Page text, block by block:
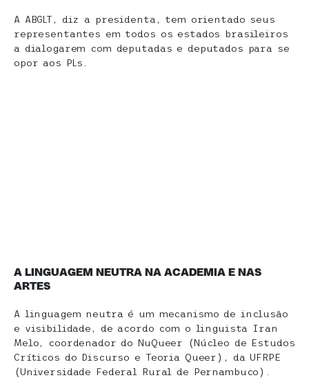
A ABGLT, diz a presidenta, tem orientado seus
representantes em todos os estados brasileiros
a dialogarem com deputadas e deputados para se
opor aos PLs.
A LINGUAGEM NEUTRA NA ACADEMIA E NAS
ARTES
A linguagem neutra é um mecanismo de inclusão
e visibilidade, de acordo com o linguista Iran
Melo, coordenador do NuQueer (Núcleo de Estudos
Críticos do Discurso e Teoria Queer), da UFRPE
(Universidade Federal Rural de Pernambuco).